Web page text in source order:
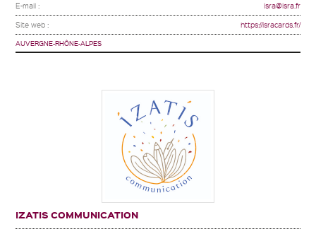
E-mail : isra@isra.fr
Site web : https://isracards.fr/
AUVERGNE-RHÔNE-ALPES
IZATIS COMMUNICATION